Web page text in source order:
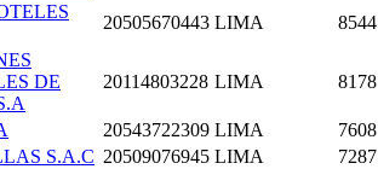
20505670443 LIMA
DE
20114803228 LIMA
20543722309 LIMA
S.A.C 20509076945 LIMA